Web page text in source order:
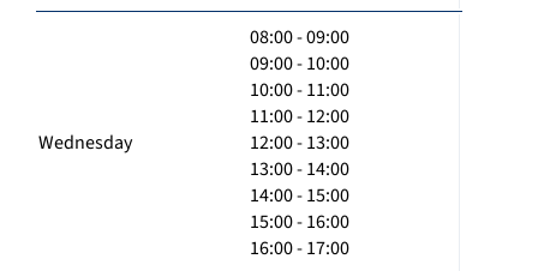
Wednesday
08:00 - 09:00
09:00 - 10:00
10:00 - 11:00
11:00 - 12:00
12:00 - 13:00
13:00 - 14:00
14:00 - 15:00
15:00 - 16:00
16:00 - 17:00